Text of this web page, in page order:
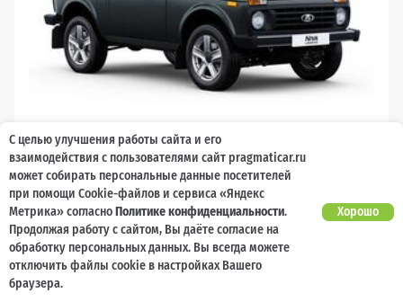
LADA Niva Legend
2026
Ваш кешбек 10 000 баллов
1 119 000 ₽
799 200₽
С целью улучшения работы сайта и его
взаимодействия с пользователями сайт pragmaticar.ru
может собирать персональные данные посетителей
при помощи Cookie-файлов и сервиса «Яндекс
Метрика» согласноПолитике конфиденциальности.
Продолжая работу с сайтом, Вы даёте согласие на
обработку персональных данных. Вы всегда можете
отключить файлы cookie в настройках Вашего
браузера.
Хорошо